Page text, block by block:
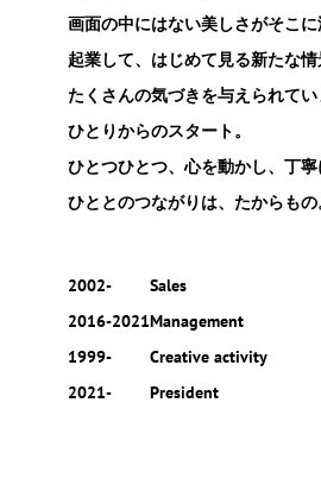
画面の中にはない美しさがそこに
起業して、はじめて見る新たな情
たくさんの気づきを与えられてい
ひとりからのスタート。
ひとつひとつ、心を動かし、丁寧
ひととのつながりは、たからもの
2002-
2016-2021
1999-
2021-
Sales
Management
Creative activity
President